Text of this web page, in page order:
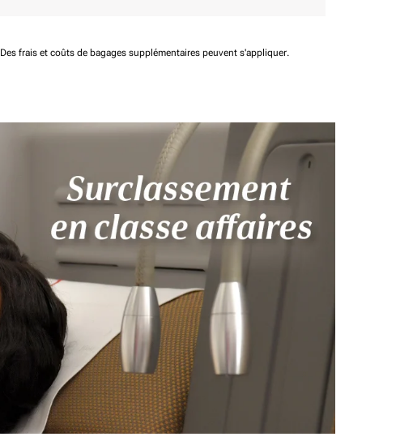
Des frais et coûts de bagages supplémentaires peuvent s'appliquer.